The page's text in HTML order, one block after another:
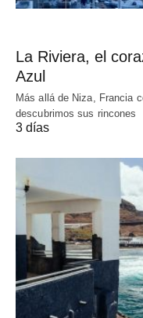
La Riviera, el
Azul
Más allá de Niza, Francia
descubrimos sus rincones
3 días